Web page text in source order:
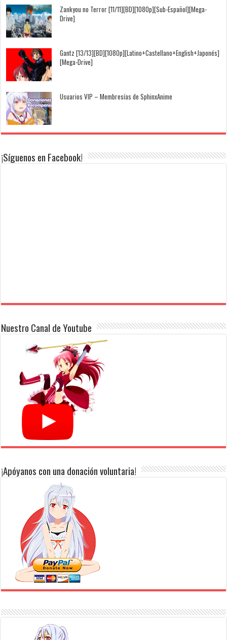
Zankyou no Terror [11/11][BD][1080p][Sub-Español][Mega-
Drive]
Gantz [13/13][BD][1080p][Latino+Castellano+English+Japonés]
[Mega-Drive]
Usuarios VIP – Membresías de SphinxAnime
¡Síguenos en Facebook!
Nuestro Canal de Youtube
¡Apóyanos con una donación voluntaria!